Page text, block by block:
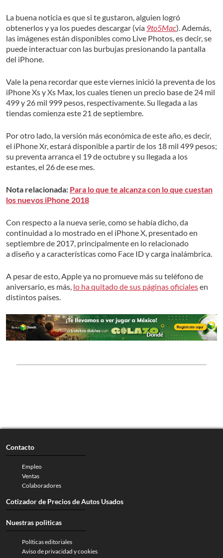
La buena noticia es que si te gustaron, alguien logró
obtenerlos y ya los puedes descargar (vía 9to5Mac). Además,
las imágenes están disponibles como Live Photos, es decir, se
puede interactuar con las burbujas presionando la pantalla
del iPhone.
Vale la pena recordar que este viernes inició la preventa de los
iPhone Xs y Xs Max, los cuales tienen un precio base de 24 mil
499 y 26 mil 999 pesos, respectivamente. Su llegada a las
tiendas comienza este 21 de septiembre.
Por otro lado, la versión más económica de este año, es decir,
el iPhone Xr, estará disponible a partir de los 18 mil 499 pesos;
su preventa arranca el 19 de octubre y su llegada a los
estantes, el 26 de ese mes.
Nota relacionada: Para lo que te alcanza con lo que cuestan
los nuevos iPhone 2018
Con respecto a la nueva serie, como se había dicho, da
continuidad a lo mostrado en el iPhone X, presentado en
septiembre de 2017, principalmente en lo relacionado
a diseño y a características como Face ID y carga inalámbrica.
A pesar de esto, Apple ya no promueve más su teléfono de
aniversario, es más, lo ha quitado de sus páginas oficialesen
distintos países.
Contacto
Empleo
Ventas
Colaboradores
Cotizador de Precios de Autos Usados
Nuestras politicas
Políticas editoriales
Aviso de privacidad y cookies